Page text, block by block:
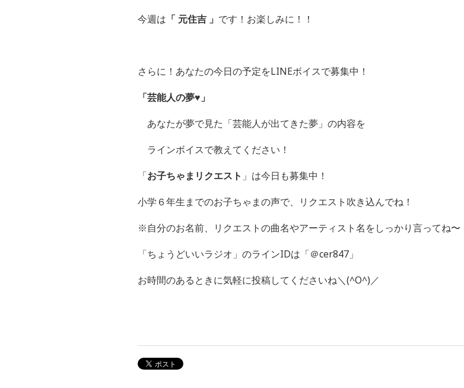
今週は 「 元住吉 」 です！お楽しみに！！
さらに！あなたの今日の予定をLINEボイスで募集中！
「芸能人の夢♥」
あなたが夢で見た「芸能人が出てきた夢」の内容を
ラインボイスで教えてください！
「お子ちゃまリクエスト 」は今日も募集中！
小学６年生までのお子ちゃまの声で、リクエスト吹き込んでね！
※自分のお名前、リクエストの曲名やアーティスト名をしっかり言ってね〜
「ちょうどいいラジオ」のラインIDは「＠cer847」
お時間のあるときに気軽に投稿してくださいね＼(^O^)／